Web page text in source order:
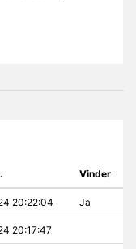
Vinder
20:22:04 Ja
20:17:47